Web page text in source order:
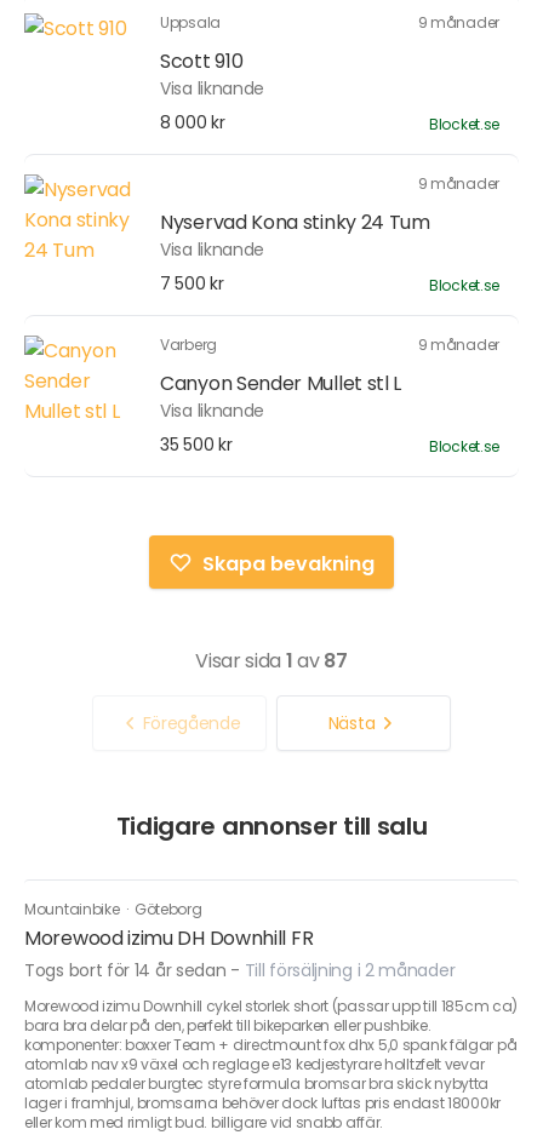
Uppsala 9 månader
Scott 910
Visa liknande
8 000 kr
Blocket.se
9 månader
Nyservad Kona stinky 24 Tum
Visa liknande
7 500 kr
Blocket.se
Varberg 9 månader
Canyon Sender Mullet stl L
Visa liknande
35 500 kr
Blocket.se
Skapa bevakning
Visar sida 1av87
Föregående Nästa
Tidigare annonser till salu
Mountainbike · Göteborg
Morewood izimu DH Downhill FR
Togs bort för 14 år sedan - Till försäljning i 2 månader
Morewood izimu Downhill cykel storlek short (passar upp till 185cm ca)
bara bra delar på den, perfekt till bikeparken eller pushbike.
komponenter: boxxer Team + directmount fox dhx 5,0 spank fälgar på
atomlab nav x9 växel och reglage e13 kedjestyrare holltzfelt vevar
atomlab pedaler burgtec styre formula bromsar bra skick nybytta
lager i framhjul, bromsarna behöver dock luftas pris endast 18000kr
eller kom med rimligt bud. billigare vid snabb affär.